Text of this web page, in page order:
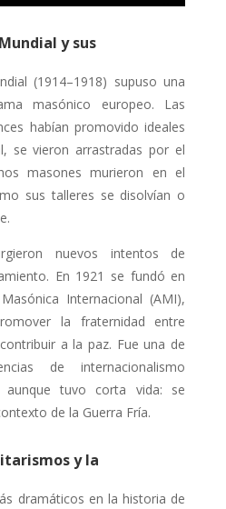
y sus
(1914–1918) supuso una
masónico europeo. Las
habían promovido ideales
se vieron arrastradas por el
masones murieron en el
sus talleres se disolvían o
nuevos intentos de
En 1921 se fundó en
Internacional (AMI),
la fraternidad entre
a la paz. Fue una de
de internacionalismo
aunque tuvo corta vida: se
de la Guerra Fría.
y la
dramáticos en la historia de